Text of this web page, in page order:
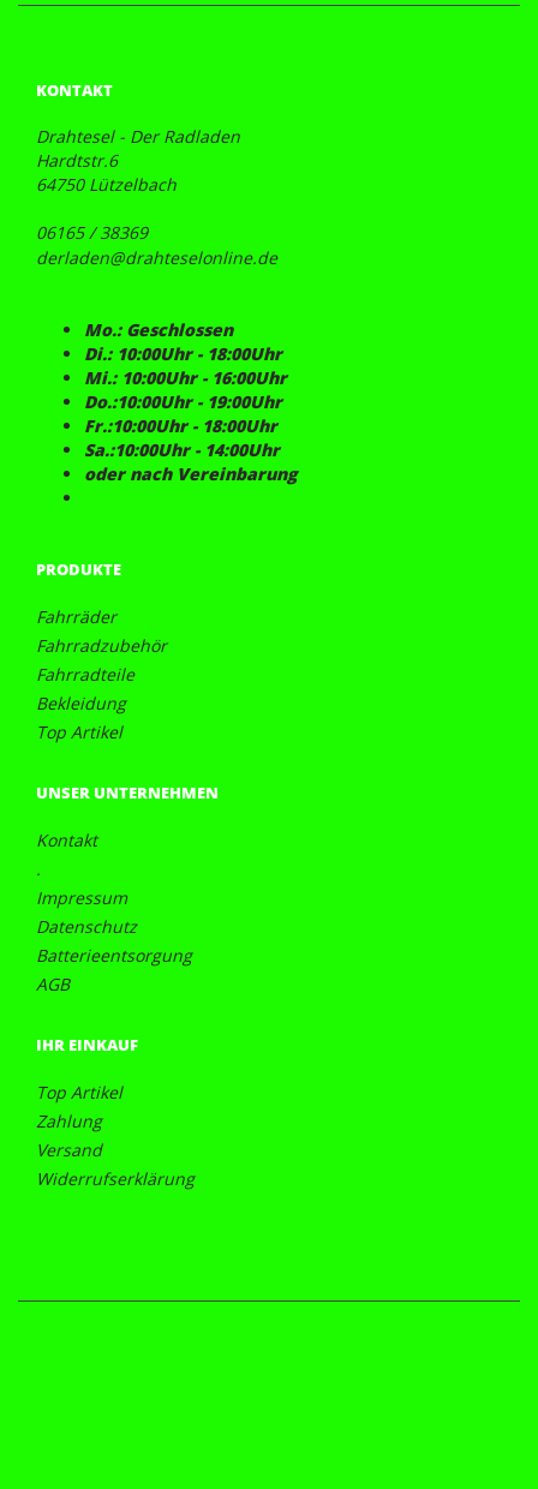
KONTAKT
Drahtesel - Der Radladen
Hardtstr.6
64750 Lützelbach
06165 / 38369
derladen@drahteselonline.de
Mo.: Geschlossen
Di.: 10:00Uhr - 18:00Uhr
Mi.: 10:00Uhr - 16:00Uhr
Do.:10:00Uhr - 19:00Uhr
Fr.:10:00Uhr - 18:00Uhr
Sa.:10:00Uhr - 14:00Uhr
oder nach Vereinbarung
PRODUKTE
Fahrräder
Fahrradzubehör
Fahrradteile
Bekleidung
Top Artikel
UNSER UNTERNEHMEN
Kontakt
.
Impressum
Datenschutz
Batterieentsorgung
AGB
IHR EINKAUF
Top Artikel
Zahlung
Versand
Widerrufserklärung